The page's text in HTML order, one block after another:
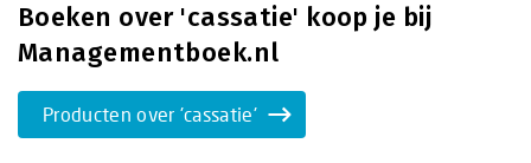
Boeken over 'cassatie' koop je bij
Managementboek.nl
Producten over 'cassatie'